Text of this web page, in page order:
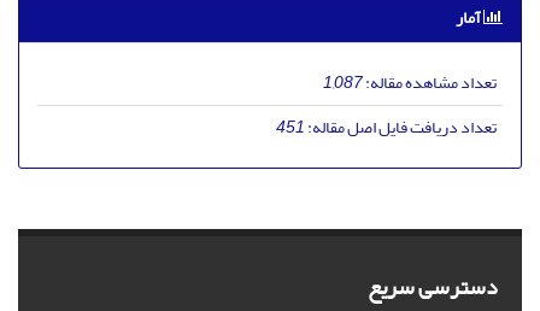
آمار
تعداد مشاهده مقاله:1,087
تعداد دریافت فایل اصل مقاله:451
دسترسی سریع